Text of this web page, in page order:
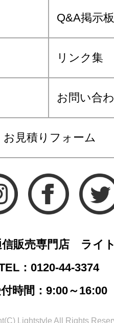
Q&A掲示板
リンク集
お問い合
お見積りフォーム
信販売専門店 ライ
：0120-44-3374
時間：9:00～16:00
Lightstyle All Rights